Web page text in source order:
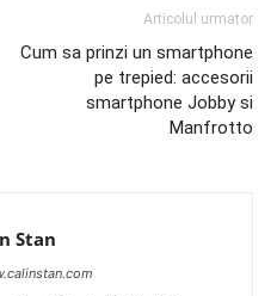
Articolul urmator
Cum sa prinzi un smartphone
pe trepied: accesorii
smartphone Jobby si
Manfrotto
Stan